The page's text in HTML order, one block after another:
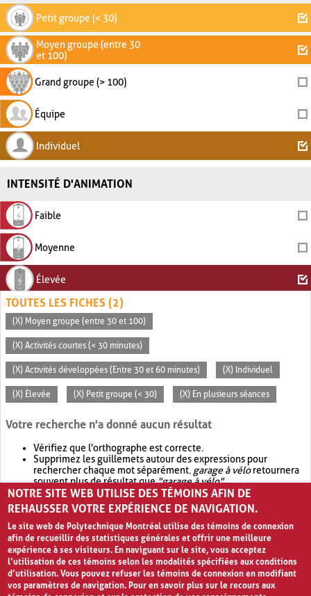
Petit groupe (< 30)
Moyen groupe (entre 30
et 100)
Grand groupe (> 100)
Équipe
Individuel
INTENSITÉ D'ANIMATION
Faible
Moyenne
Élevée
TOUTES LES FICHES (2)
(X) Moyen groupe (entre 30 et 100)
(X) Activités courtes (< 30 minutes)
(X) Activités développées (Entre 30 et 60 minutes) (X) Individuel
(X) Élevée (X) Petit groupe (< 30) (X) En plusieurs séances
Votre recherche n'a donné aucun résultat
Vérifiez que l'orthographe est correcte.
Supprimez les guillemets autour des expressions pour
rechercher chaque mot séparément. garage à véloretournera
souvent plus de résultat que"garage à vélo".
Envisagez d'élargir votre recherche avec OR.garage OR vélo
retournera souvent plus de résultat quegarage à vélo
NOTRE SITE WEB UTILISE DES TÉMOINS AFIN DE
REHAUSSER VOTRE EXPÉRIENCE DE NAVIGATION.
Le site web de Polytechnique Montréal utilise des témoins de connexion
afin de recueillir des statistiques générales et offrir une meilleure
expérience à ses visiteurs. En naviguant sur le site, vous acceptez
l’utilisation de ces témoins selon les modalités spécifiées aux conditions
d’utilisation. Vous pouvez refuser les témoins de connexion en modifiant
vos paramètres de navigation. Pour en savoir plus sur le recours aux